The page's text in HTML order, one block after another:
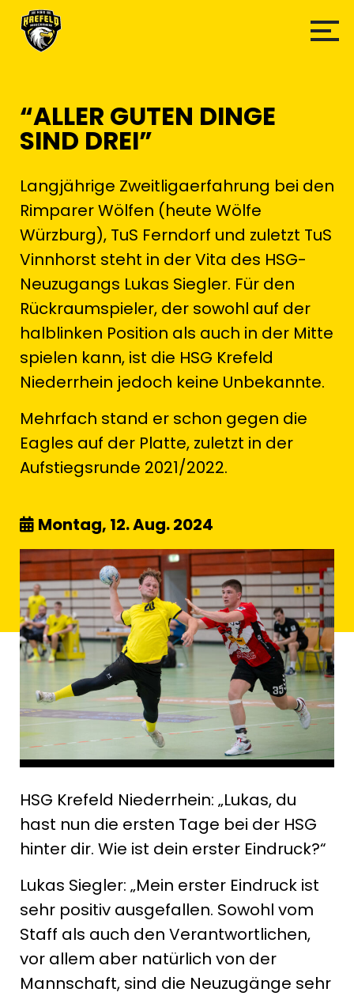
“ALLER GUTEN DINGE
SIND DREI”
Langjährige Zweitligaerfahrung bei den
Rimparer Wölfen (heute Wölfe
Würzburg), TuS Ferndorf und zuletzt TuS
Vinnhorst steht in der Vita des HSG-
Neuzugangs Lukas Siegler. Für den
Rückraumspieler, der sowohl auf der
halblinken Position als auch in der Mitte
spielen kann, ist die HSG Krefeld
Niederrhein jedoch keine Unbekannte.
Mehrfach stand er schon gegen die
Eagles auf der Platte, zuletzt in der
Aufstiegsrunde 2021/2022.
Montag, 12. Aug. 2024
HSG Krefeld Niederrhein: „Lukas, du
hast nun die ersten Tage bei der HSG
hinter dir. Wie ist dein erster Eindruck?“
Lukas Siegler: „Mein erster Eindruck ist
sehr positiv ausgefallen. Sowohl vom
Staff als auch den Verantwortlichen,
vor allem aber natürlich von der
Mannschaft, sind die Neuzugänge sehr